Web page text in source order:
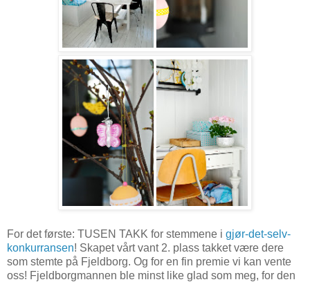
For det første: TUSEN TAKK for stemmene i gjør-det-selv-
konkurransen! Skapet vårt vant 2. plass takket være dere
som stemte på Fjeldborg. Og for en fin premie vi kan vente
oss! Fjeldborgmannen ble minst like glad som meg, for den